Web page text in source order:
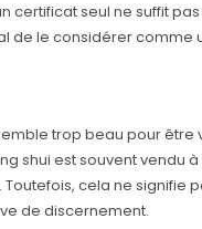
certificat seul ne suffit
de le considérer comme
trop beau pour être
shui est souvent vendu
cela ne signifie
de discernement.